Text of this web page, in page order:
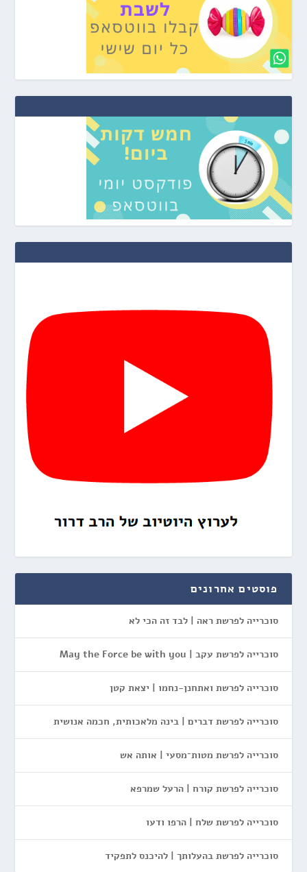
פוסטים אחרונים
סוכרייה לפרשת ראה | לבד זה הכי לא
סוכרייה לפרשת עקב | May the Force be with you
סוכרייה לפרשת ואתחנן-נחמו | יצאת קטן
סוכרייה לפרשת דברים | בינה מלאכותית, חכמה אנושית
סוכרייה לפרשת מטות־מסעי | אותה אש
סוכרייה לפרשת קורח | הרעל שמרפא
סוכרייה לפרשת שלח | הרפו ודעו
סוכרייה לפרשת בהעלותך | להיכנס לתפקיד